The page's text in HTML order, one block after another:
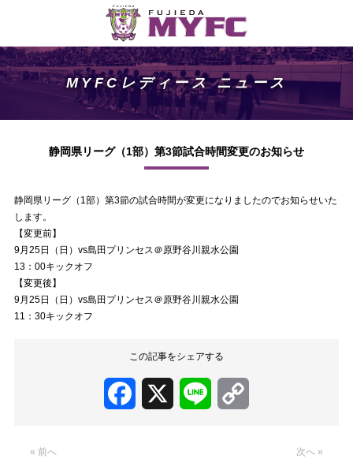
MYFCレディース ニュース
静岡県リーグ（1部）第3節試合時間変更のお知らせ
静岡県リーグ（1部）第3節の試合時間が変更になりましたのでお知らせいた
します。
【変更前】
9月25日（日）vs島田プリンセス＠原野谷川親水公園
13：00キックオフ
【変更後】
9月25日（日）vs島田プリンセス＠原野谷川親水公園
11：30キックオフ
この記事をシェアする
Facebook Line
« 前へ 次へ »